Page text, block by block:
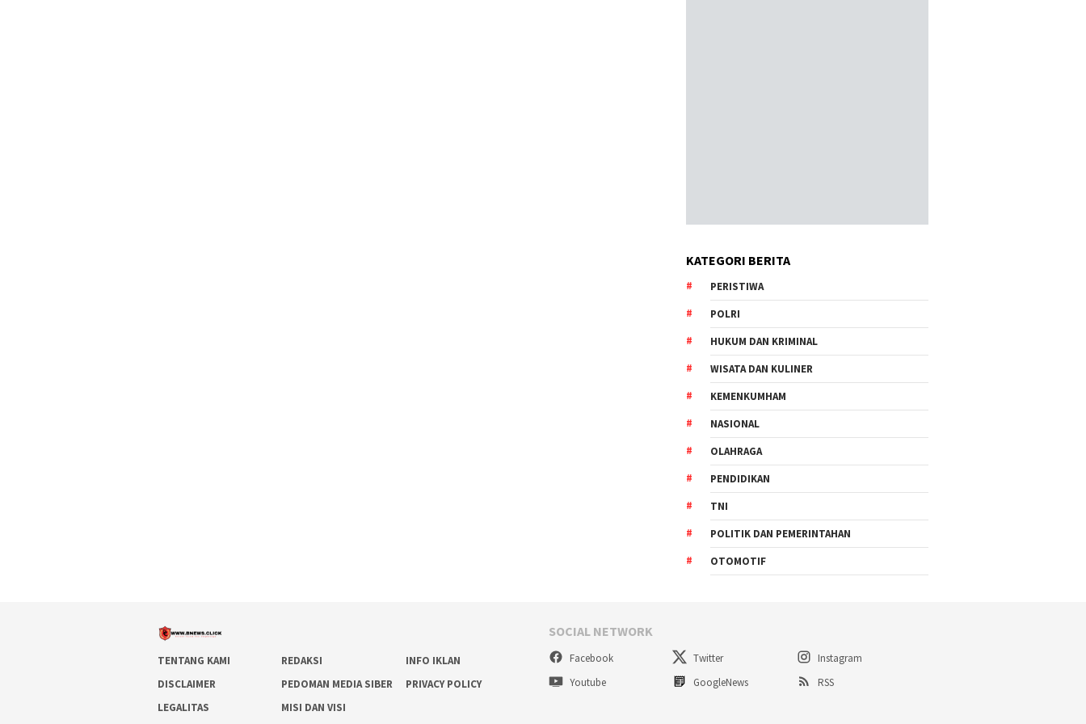
KATEGORI BERITA
PERISTIWA
POLRI
HUKUM DAN KRIMINAL
WISATA DAN KULINER
KEMENKUMHAM
NASIONAL
OLAHRAGA
PENDIDIKAN
TNI
POLITIK DAN PEMERINTAHAN
OTOMOTIF
TENTANG KAMI REDAKSI
INFO IKLAN
DISCLAIMER
PEDOMAN MEDIA SIBER
PRIVACY POLICY
LEGALITAS
MISI DAN VISI
SOCIAL NETWORK
Facebook Twitter
Instagram
Youtube
GoogleNews RSS